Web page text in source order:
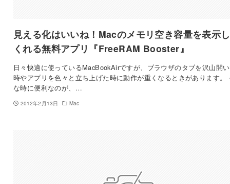
見える化はいいね！Macのメモリ空き容量を表示
くれる無料アプリ『FreeRAM Booster』
日々快適に使っているMacBookAirですが、ブラウザのタブを沢山開
時やアプリを色々と立ち上げた時に動作が重くなるときがあります。
な時に便利なのが、…
2012年2月13日 Mac